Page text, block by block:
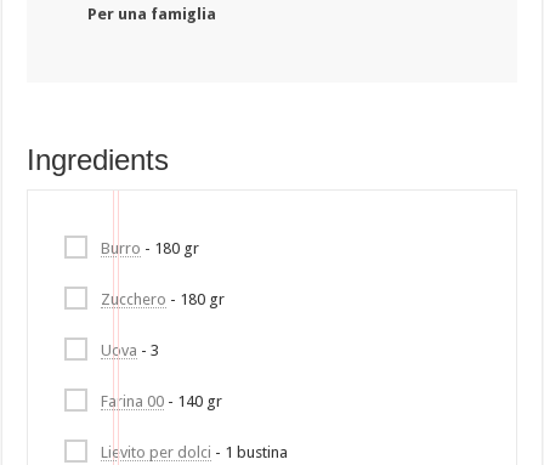
Per una famiglia
Ingredients
Burro - 180 gr
Zucchero - 180 gr
Uova - 3
Farina 00 - 140 gr
Lievito per dolci - 1 bustina